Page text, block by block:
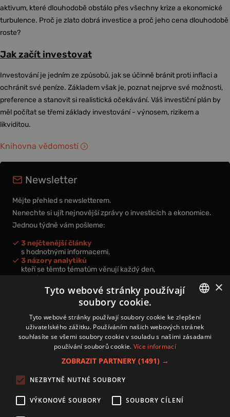
aktivum, které dlouhodobě obstálo přes všechny krize a ekonomické
turbulence. Proč je zlato dobrá investice a proč jeho cena dlouhodobě
roste?
Jak začít investovat
Investování je jedním ze způsobů, jak se účinně bránit proti inflaci a
ochránit své peníze. Základem však je, poznat nejprve své možnosti,
preference a stanovit si realistická očekávání. Váš investiční plán by
měl počítat se třemi základy investování - výnosem, rizikem a
likviditou.
Knihovna vědomostí
Newsletter
Mějte přehled s newsletterem.
Nenechte si ujít nejnovější zprávy o investicích a ekonomice.
Jednou týdně vám pošleme:
3 nejčtenější články
s hodnotnými informacemi,
3 názory analytiků
kteří se těmto tématům věnují každý den,
nová videa a podcasty
k prohloubení vašich znalostí.
Přihlášením k newsletteru vyjadřujete svůj souhlas spodmínkami
zpracování osobních údajů.
Zásady používání souborů cookies
Autoři
CZECH
×
Tyto webové stránky používají
soubory cookie.
Tyto webové stránky používají soubory cookie ke zlepšení
uživatelského zážitku. Používáním našich webových stránek
souhlasíte se všemi soubory cookie v souladu s našimi zásadami
používání souborů cookie. Více informací
ZOBRAZIT PARTNERY (1491) →
NEZBYTNĚ NUTNÉ SOUBORY
VÝKONOVÉ SOUBORY SOUBORY CÍLENÍ